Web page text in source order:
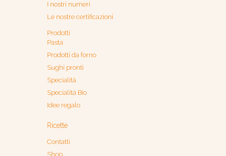
I nostri numeri
Le nostre certificazioni
Prodotti
Pasta
Prodotti da forno
Sughi pronti
Specialità
Specialità Bio
Idee regalo
Ricette
Contatti
Shop